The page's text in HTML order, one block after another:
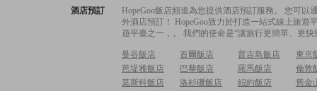
酒店預訂
HopeGoo飯店頻道為您提供酒店預訂服務。 您可
外酒店預訂！ HopeGoo致力於打造一站式線上旅
遊平臺之一，。 我們的使命是“讓旅行更簡單、更
曼谷飯店 首爾飯店 普吉島飯店
東京
芭堤雅飯店
巴黎飯店 羅馬飯店
倫敦
莫斯科飯店
洛杉磯飯店 紐約飯店
舊金